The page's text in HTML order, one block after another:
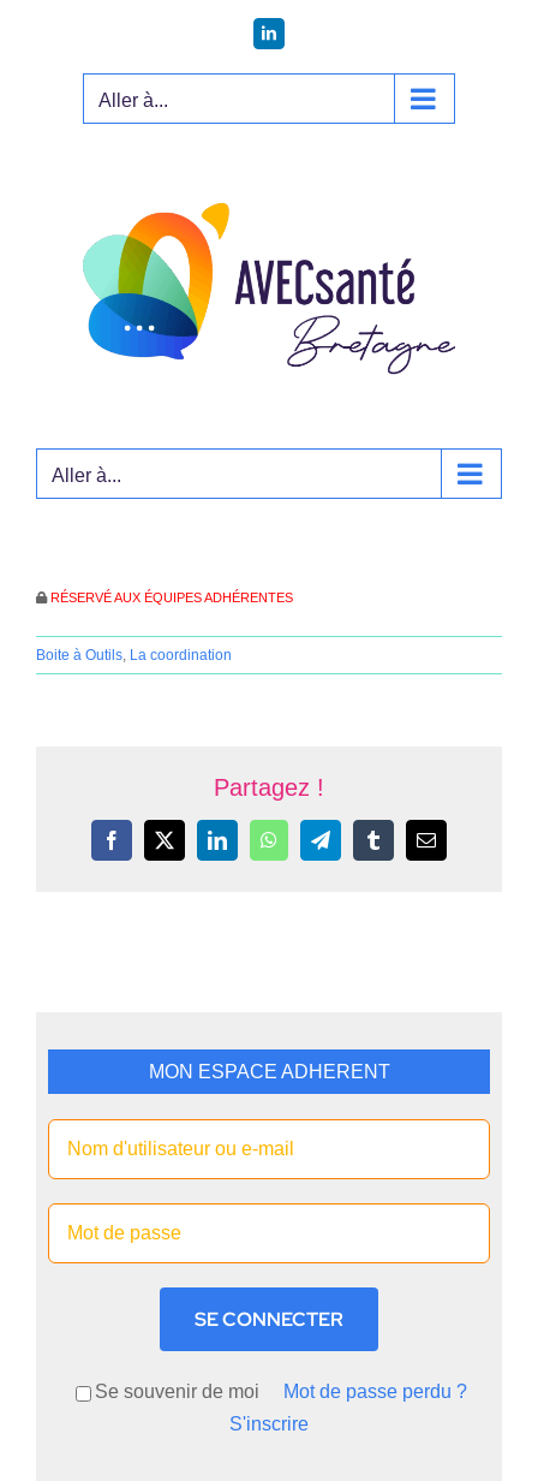
LinkedIn
Aller à...
Aller à...
RÉSERVÉ AUX ÉQUIPES ADHÉRENTES
Boite à Outils, La coordination
Partagez !
Facebook
X LinkedInWhatsAppTelegramTumblrEmail
MON ESPACE ADHERENT
SE CONNECTER
Se souvenir de moi
Mot de passe perdu ?
S'inscrire